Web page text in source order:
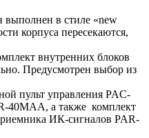
в стиле «new
корпуса пересекаются,
внутренних блоков
Предусмотрен выбор из
пульт управления PAC-
40MAA, а также комплект
ИК-сигналов PAR-